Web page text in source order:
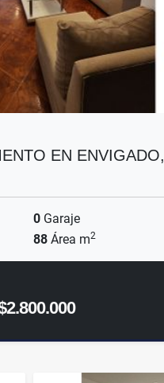
EN
0 Garaje
88 Área m2